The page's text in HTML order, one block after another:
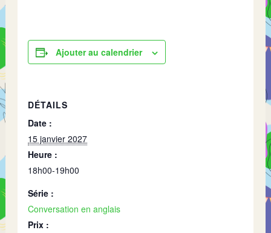
Ajouter au calendrier
DÉTAILS
Date :
15 janvier 2027
Heure :
18h00-19h00
Série :
Conversation en anglais
Prix :